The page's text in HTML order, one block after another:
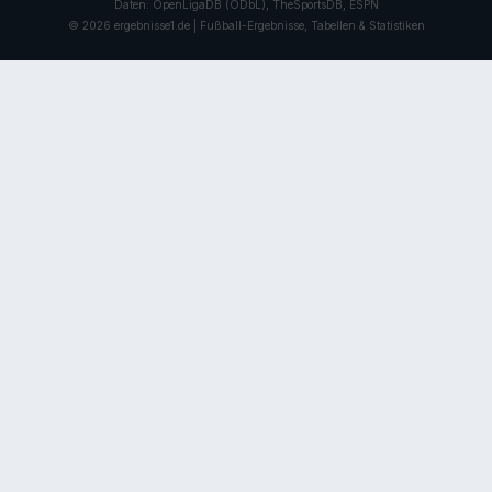
Daten: OpenLigaDB (ODbL), TheSportsDB, ESPN
© 2026 ergebnisse1.de | Fußball-Ergebnisse, Tabellen & Statistiken